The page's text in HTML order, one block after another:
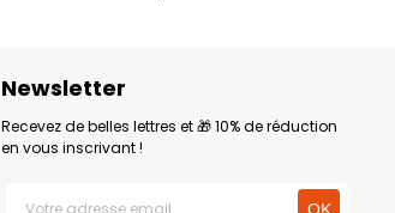
Newsletter
Recevez de belles lettres et 🎁 10% de réduction
en vous inscrivant !